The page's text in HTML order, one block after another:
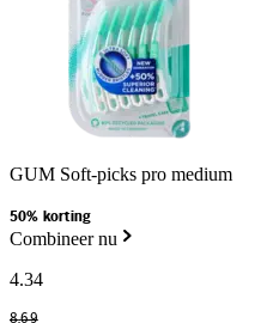
GUM Soft-picks pro medium
50% korting
Combineer nu
4.34
8.69